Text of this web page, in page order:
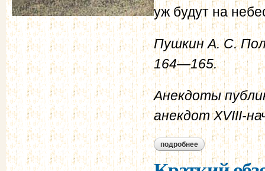
уж будут на
Пушкин А. С.
164—165.
Анекдоты
анекдот XVIII-
подробнее о графа кочубея